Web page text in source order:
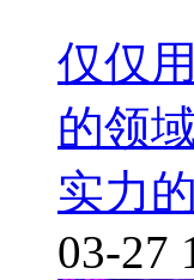
仅仅
的领
实力
03-27